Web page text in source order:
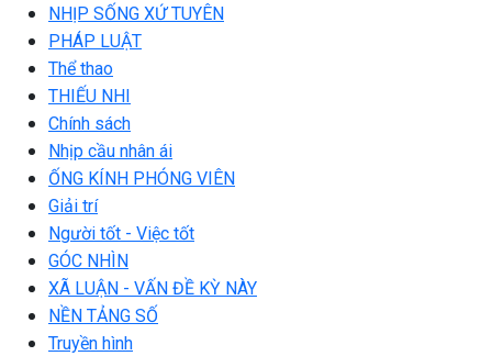
NHỊP SỐNG XỨ TUYÊN
PHÁP LUẬT
Thể thao
THIẾU NHI
Chính sách
Nhịp cầu nhân ái
ỐNG KÍNH PHÓNG VIÊN
Giải trí
Người tốt - Việc tốt
GÓC NHÌN
XÃ LUẬN - VẤN ĐỀ KỲ NÀY
NỀN TẢNG SỐ
Truyền hình